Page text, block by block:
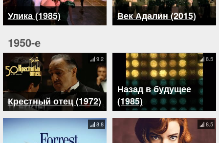
Улика (1985) Век Адалин (2015)
1950-е
Крестный отец (1972)
9.2
Назад в будущее
(1985)
8.5
8.8 8.5